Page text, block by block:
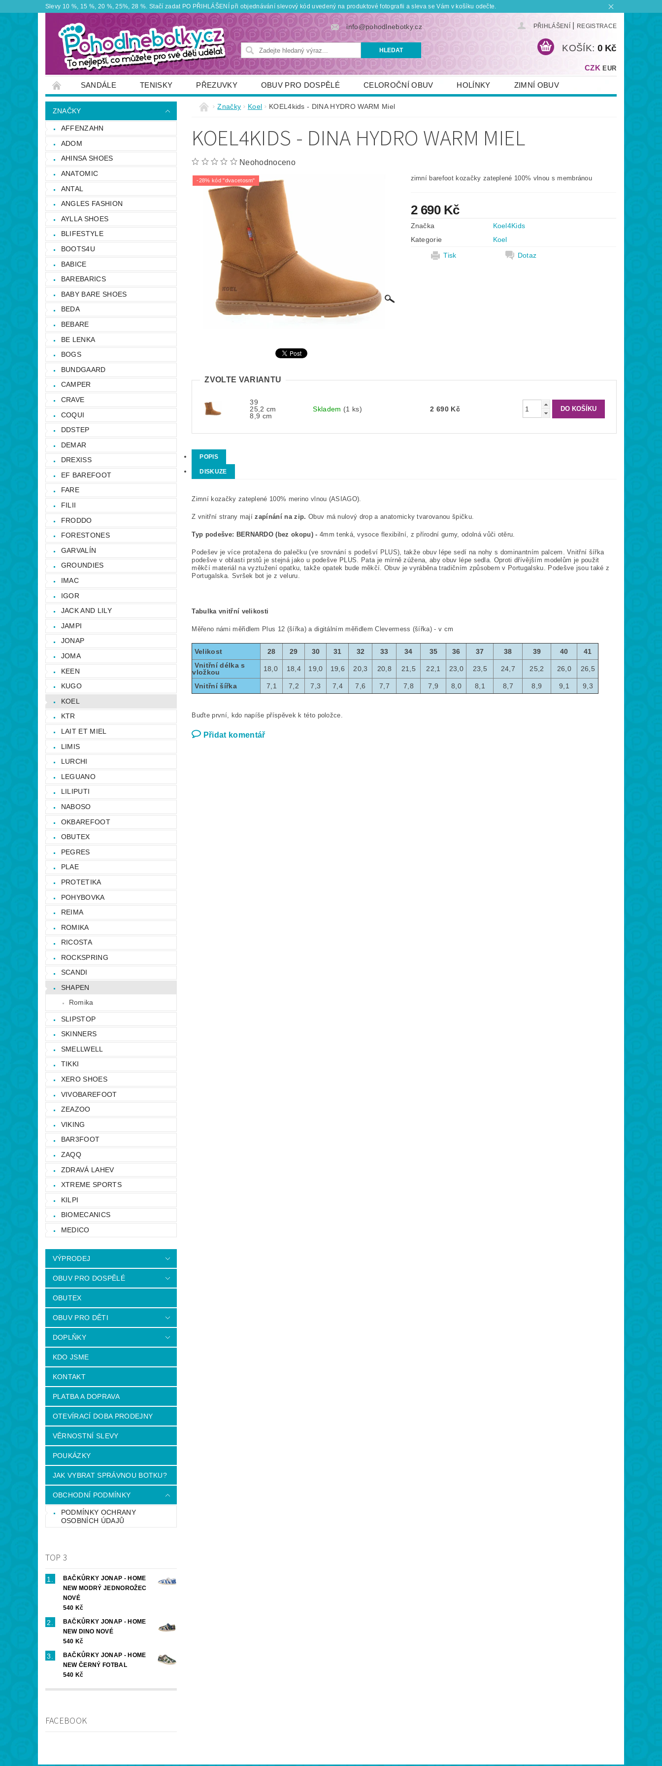
Slevy 10 %, 15 %, 20 %, 25%, 28 %. Stačí zadat PO PŘIHLÁŠENÍ při objednávání slevový kód uvedený na produktové fotografii a sleva se Vám v košíku odečte.
info@pohodlnebotky.cz PŘIHLÁŠENÍ REGISTRACE
CZK EUR
KOŠÍK: 0 Kč
SANDÁLE TENISKY PŘEZUVKY OBUV PRO DOSPĚLÉ CELOROČNÍ OBUV HOLÍNKY ZIMNÍ OBUV
ZNAČKY VÝPRODEJ OBUTEX OBUV PRO DĚTI DOPLŇKY KDO JSME
OTEVÍRACÍ DOBA PRODEJNY
NAPIŠTE NÁM
ZNAČKY
AFFENZAHN
ADOM
AHINSA SHOES
ANATOMIC
ANTAL
ANGLES FASHION
AYLLA SHOES
BLIFESTYLE
BOOTS4U
BABICE
BAREBARICS
BABY BARE SHOES
BEDA
BEBARE
BE LENKA
BOGS
BUNDGAARD
CAMPER
CRAVE
COQUI
DDSTEP
DEMAR
DREXISS
EF BAREFOOT
FARE
FILII
FRODDO
FORESTONES
GARVALÍN
GROUNDIES
IMAC
IGOR
JACK AND LILY
JAMPI
JONAP
JOMA
KEEN
KUGO
KOEL
KTR
LAIT ET MIEL
LIMIS
LURCHI
LEGUANO
LILIPUTI
NABOSO
OKBAREFOOT
OBUTEX
PEGRES
PLAE
PROTETIKA
POHYBOVKA
REIMA
ROMIKA
RICOSTA
ROCKSPRING
SCANDI
SHAPEN
Romika
SLIPSTOP
SKINNERS
SMELLWELL
TIKKI
XERO SHOES
VIVOBAREFOOT
ZEAZOO
VIKING
BAR3FOOT
ZAQQ
ZDRAVÁ LAHEV
XTREME SPORTS
KILPI
BIOMECANICS
MEDICO
VÝPRODEJ
OBUV PRO DOSPĚLÉ
OBUTEX
OBUV PRO DĚTI
DOPLŇKY
KDO JSME
KONTAKT
PLATBA A DOPRAVA
OTEVÍRACÍ DOBA PRODEJNY
VĚRNOSTNÍ SLEVY
POUKÁZKY
JAK VYBRAT SPRÁVNOU BOTKU?
OBCHODNÍ PODMÍNKY
PODMÍNKY OCHRANY
OSOBNÍCH ÚDAJŮ
TOP 3
BAČKŮRKY JONAP - HOME
NEW MODRÝ JEDNOROŽEC
NOVÉ
540 Kč
BAČKŮRKY JONAP - HOME
NEW DINO NOVÉ
540 Kč
BAČKŮRKY JONAP - HOME
NEW ČERNÝ FOTBAL
540 Kč
FACEBOOK
Značky Koel KOEL4kids - DINA HYDRO WARM Miel
KOEL4KIDS - DINA HYDRO WARM MIEL
Neohodnoceno
-28% kód "dvacetosm" zimní barefoot kozačky zateplené 100% vlnou s membránou
2 690 Kč
Značka
Koel4Kids
Kategorie
Koel
Tisk
Dotaz
ZVOLTE VARIANTU
39
25,2 cm
8,9 cm
Skladem (1 ks) 2 690 Kč
POPIS
DISKUZE
Zimní kozačky zateplené 100% merino vlnou (ASIAGO).
Z vnitřní strany mají zapínání na zip. Obuv má nulový drop a anatomicky tvarovanou špičku.
Typ podešve: BERNARDO (bez okopu) - 4mm tenká, vysoce flexibilní, z přírodní gumy, odolná vůči otěru.
Podešev je více protažena do palečku (ve srovnání s podešví PLUS), takže obuv lépe sedí na nohy s dominantním palcem. Vnitřní šířka
podešve v oblasti prstů je stejná jako u podešve PLUS. Pata je mírně zúžena, aby obuv lépe sedla. Oproti dřívějším modelům je použit
měkčí materiál na vyztužení opatku, takže opatek bude měkčí. Obuv je vyráběna tradičním způsobem v Portugalsku. Podešve jsou také z
Portugalska. Svršek bot je z veluru.
Tabulka vnitřní velikosti
Měřeno námi měřidlem Plus 12 (šířka) a digitálním měřidlem Clevermess (šířka) - v cm
Velikost 28 29 30 31 32 33 34 35 36 37 38 39 40
41
Vnitřní délka s
vložkou
18,0 18,4 19,0 19,6 20,3 20,8 21,5 22,1 23,0 23,5 24,7 25,2 26,0 26,5
Vnitřní šířka 7,1 7,2 7,3 7,4 7,6 7,7 7,8 7,9 8,0 8,1 8,7 8,9 9,1 9,3
Buďte první, kdo napíše příspěvek k této položce.
Přidat komentář